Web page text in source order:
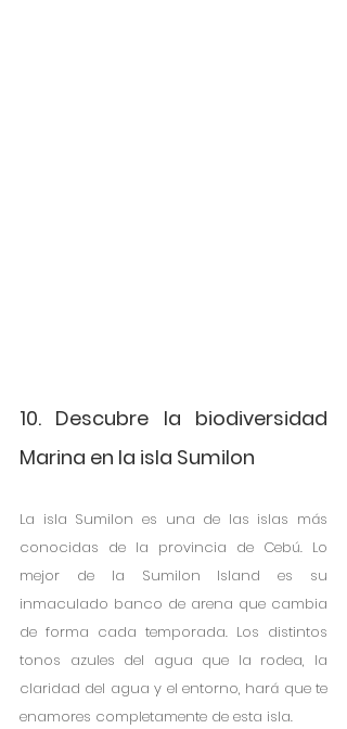
10. Descubre la biodiversidad
Marina en la isla Sumilon
La isla Sumilon es una de las islas más
conocidas de la provincia de Cebú. Lo
mejor de la Sumilon Island es su
inmaculado banco de arena que cambia
de forma cada temporada. Los distintos
tonos azules del agua que la rodea, la
claridad del agua y el entorno, hará que te
enamores completamente de esta isla.